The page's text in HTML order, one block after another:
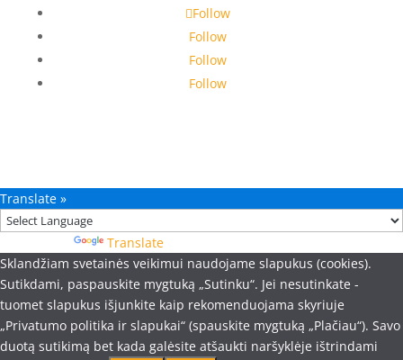
Follow
Follow
Follow
Follow
Translate »
Translate
Sklandžiam svetainės veikimui naudojame slapukus (cookies).
Sutikdami, paspauskite mygtuką „Sutinku“. Jei nesutinkate -
tuomet slapukus išjunkite kaip rekomenduojama skyriuje
„Privatumo politika ir slapukai“ (spauskite mygtuką „Plačiau“). Savo
duotą sutikimą bet kada galėsite atšaukti naršyklėje ištrindami